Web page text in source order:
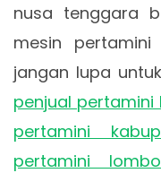
nusa tenggara
mesin
jangan lupa
penjual
pertamini
pertamini